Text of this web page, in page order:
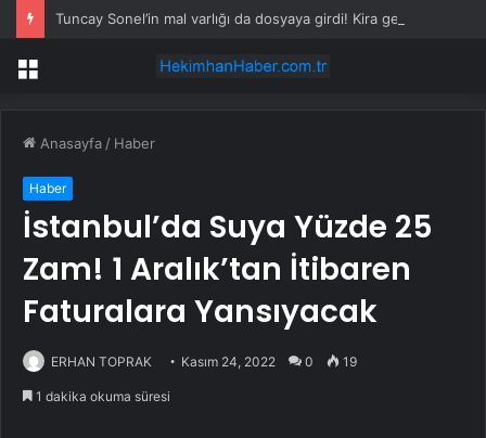
Menü
Anasayfa / Haber
Haber
İstanbul’da Suya Yüzde 25
Zam! 1 Aralık’tan İtibaren
Faturalara Yansıyacak
ERHAN TOPRAK Kasım 24, 2022 0 19
1 dakika okuma süresi